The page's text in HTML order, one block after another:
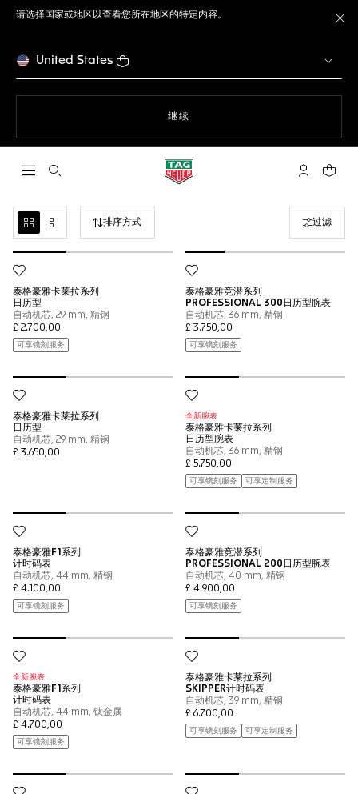
请选择国家或地区以查看您所在地区的特定内容。
United States
继续
打开搜索 My TAG您的